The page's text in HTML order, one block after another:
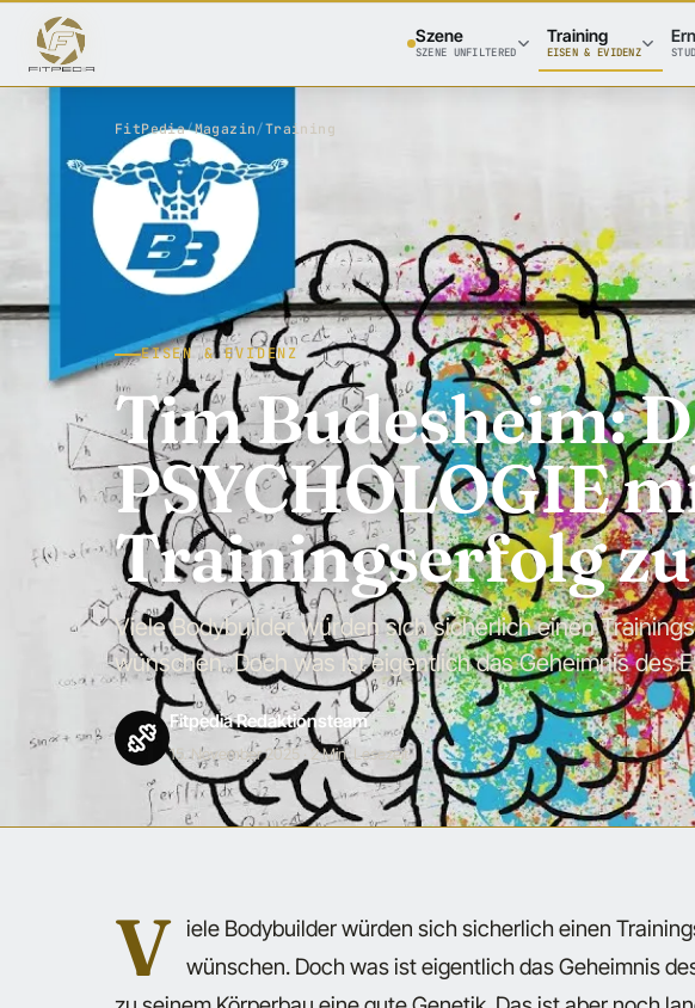
Szene
SZENE UNFILTERED
Training
EISEN & EVIDENZ
FitPedia/Magazin/Training
EISEN & EVIDENZ
Tim Budesheim:
PSYCHOLOGIE
Trainingserfolg
Viele Bodybuilder würden sich sicherlich einen
wünschen. Doch was ist eigentlich das Geheimnis des
Fitpedia Redaktionsteam
15. November 2025 · 2 Min. Lesezeit
V iele Bodybuilder würden sich sicherlich einen
wünschen. Doch was ist eigentlich das Geheimnis